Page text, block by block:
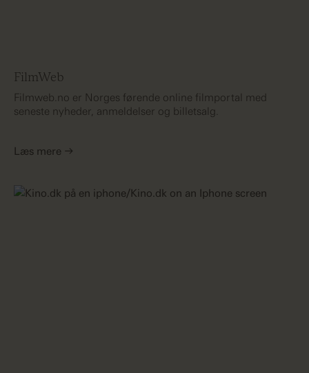
FilmWeb
Filmweb.no er Norges førende online filmportal med
seneste nyheder, anmeldelser og billetsalg.
Læs mere →